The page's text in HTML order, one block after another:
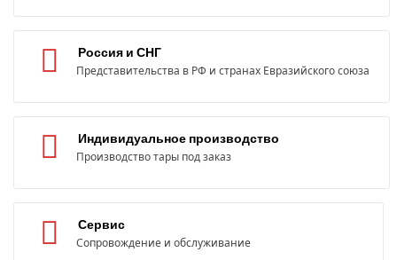
Россия и СНГ
Представительства в РФ и странах Евразийского союза
Индивидуальное производство
Производство тары под заказ
Сервис
Сопровождение и обслуживание